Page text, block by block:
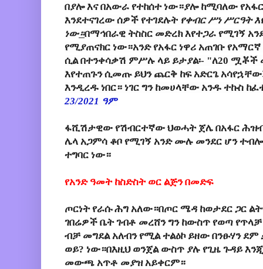
በያሎ እና በአውራ የተከሰተ ነው።ያሎ ከሚባለው
እንደተናገረው ሰዎች የተገደሉት የቀብር ሥነ ሥርዓት
ነው።በማኅበራዊ ትስስር መድረክ እየተጋራ የሚገኝ
የሚያጠናክር ነው።አንድ የአፋር ነዋሪ አጠገቡ
ሲል በተንቀሳቃሽ ምሥሉ ላይ ይታያል፡- "ለ20 ሟቾች
እየተጠጉን ሲመጡ ይህን ጨርቅ ከፍ አድርጌ
እንዲረዱ ነበር። ነገር ግን ከመሀላቸው አንዱ ተኩስ
23/2021 ዓም
ፋሺሽታዊው የሽብርተኛው ህወሓት ጀሌ በአፋር
ሌላ አጋምሳ ቆቦ የሚገኝ አንድ ሙሉ መንደር ሆን
ተግባር ነው።
የአንድ ዓመት ከስድስት ወር ልጅን በመድፍ
ጦርነት የራሱ ሕግ አለው።በጦር ሜዳ ከወታደር ጋር
ገበሬዎች ቤት ገብቶ መረሸን ግን ከውስጥ የወጣ
ብቻ መግደል አለብን የሚል ተልዕኮ ይዘው በንፁሃን
ወይ? ነው።በእዚህ ወንጀል ውስጥ ያሉ የጊዜ ጉዳይ
መውጫ አጥቶ መያዝ አይቀርም።